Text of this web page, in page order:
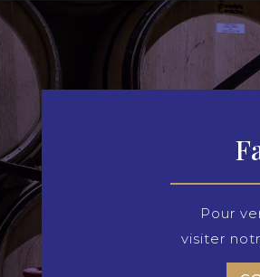
Pour
visiter